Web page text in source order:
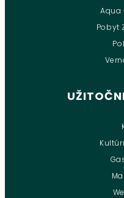
Pobyt